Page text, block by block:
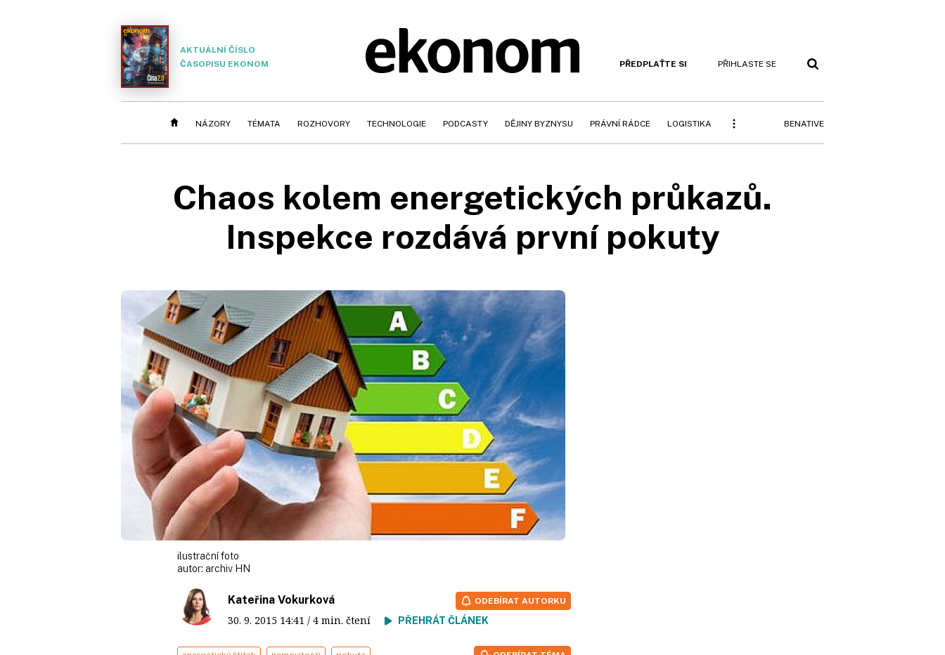
AKTUÁLNÍ ČÍSLO
ČASOPISU EKONOM
PŘEDPLAŤTE SI PŘIHLASTE SE
NÁZORY TÉMATA ROZHOVORY TECHNOLOGIE PODCASTY DĚJINY BYZNYSU PRÁVNÍ RÁDCE LOGISTIKA BENATIVE
Chaos kolem energetických průkazů.
Inspekce rozdává první pokuty
ilustrační foto
autor: archiv HN
Kateřina Vokurková
30. 9. 2015 14:41 / 4 min. čtení PŘEHRÁT ČLÁNEK
ODEBÍRAT AUTORKU